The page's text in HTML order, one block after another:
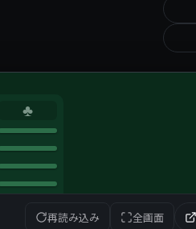
再読み込み 全画面